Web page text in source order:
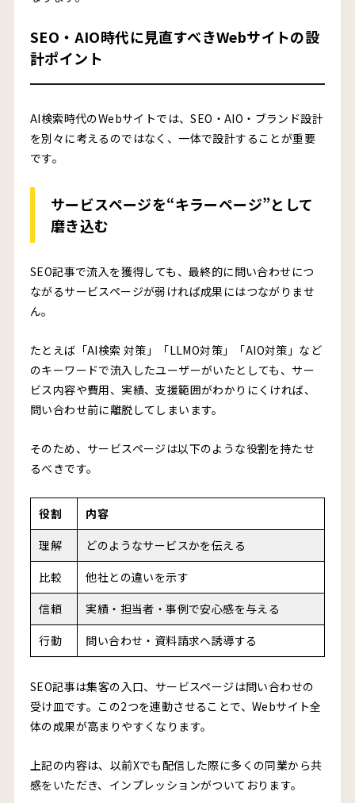
SEO・AIO時代に見直すべきWebサイトの設
計ポイント
AI検索時代のWebサイトでは、SEO・AIO・ブランド設計
を別々に考えるのではなく、一体で設計することが重要
です。
サービスページを“キラーページ”として
磨き込む
SEO記事で流入を獲得しても、最終的に問い合わせにつ
ながるサービスページが弱ければ成果にはつながりませ
ん。
たとえば「AI検索 対策」「LLMO対策」「AIO対策」など
のキーワードで流入したユーザーがいたとしても、サー
ビス内容や費用、実績、支援範囲がわかりにくければ、
問い合わせ前に離脱してしまいます。
そのため、サービスページは以下のような役割を持たせ
るべきです。
役割
内容
理解
どのようなサービスかを伝える
比較
他社との違いを示す
信頼
実績・担当者・事例で安心感を与える
行動
問い合わせ・資料請求へ誘導する
SEO記事は集客の入口、サービスページは問い合わせの
受け皿です。この2つを連動させることで、Webサイト全
体の成果が高まりやすくなります。
上記の内容は、以前Xでも配信した際に多くの同業から共
感をいただき、インプレッションがついております。